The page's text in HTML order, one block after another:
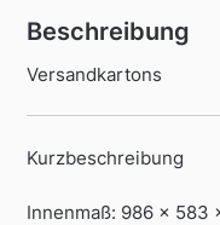
Beschreibung
Versandkartons
Kurzbeschreibung
Innenmaß: 986 x 583